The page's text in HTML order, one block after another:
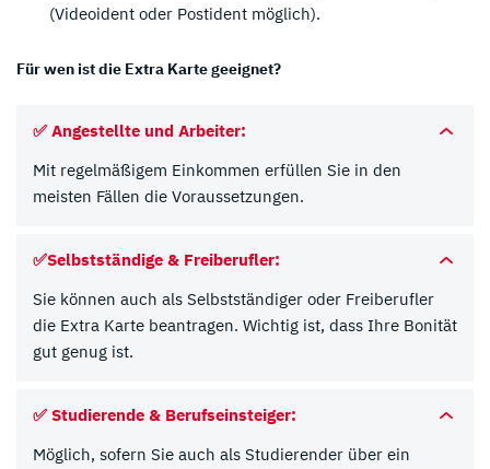
(Videoident oder Postident möglich).
Für wen ist die Extra Karte geeignet?
✅ Angestellte und Arbeiter:
Mit regelmäßigem Einkommen erfüllen Sie in den
meisten Fällen die Voraussetzungen.
✅Selbstständige & Freiberufler:
Sie können auch als Selbstständiger oder Freiberufler
die Extra Karte beantragen. Wichtig ist, dass Ihre Bonität
gut genug ist.
✅ Studierende & Berufseinsteiger:
Möglich, sofern Sie auch als Studierender über ein